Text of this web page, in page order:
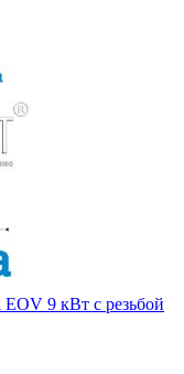
EOV 9 кВт с резьбой